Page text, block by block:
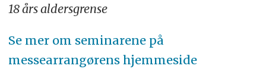
18 års aldersgrense
Se mer om seminarene på
messearrangørens hjemmeside